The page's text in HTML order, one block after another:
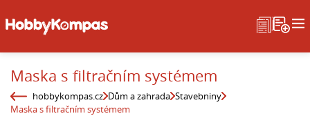
Maska s filtračním systémem
hobbykompas.cz Dům a zahrada Stavebniny
Maska s filtračním systémem